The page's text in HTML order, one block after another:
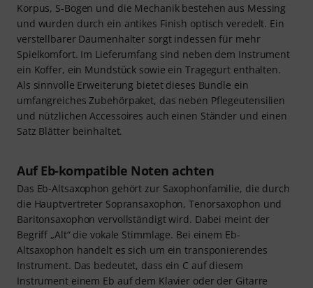
Korpus, S-Bogen und die Mechanik bestehen aus Messing
und wurden durch ein antikes Finish optisch veredelt. Ein
verstellbarer Daumenhalter sorgt indessen für mehr
Spielkomfort. Im Lieferumfang sind neben dem Instrument
ein Koffer, ein Mundstück sowie ein Tragegurt enthalten.
Als sinnvolle Erweiterung bietet dieses Bundle ein
umfangreiches Zubehörpaket, das neben Pflegeutensilien
und nützlichen Accessoires auch einen Ständer und einen
Satz Blätter beinhaltet.
Auf Eb-kompatible Noten achten
Das Eb-Altsaxophon gehört zur Saxophonfamilie, die durch
die Hauptvertreter Sopransaxophon, Tenorsaxophon und
Baritonsaxophon vervollständigt wird. Dabei meint der
Begriff „Alt“ die vokale Stimmlage. Bei einem Eb-
Altsaxophon handelt es sich um ein transponierendes
Instrument. Das bedeutet, dass ein C auf diesem
Instrument einem Eb auf dem Klavier oder der Gitarre